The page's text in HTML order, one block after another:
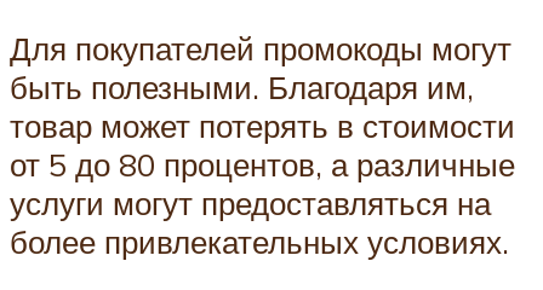
Для покупателей промокоды могут
быть полезными. Благодаря им,
товар может потерять в стоимости
от 5 до 80 процентов, а различные
услуги могут предоставляться на
более привлекательных условиях.